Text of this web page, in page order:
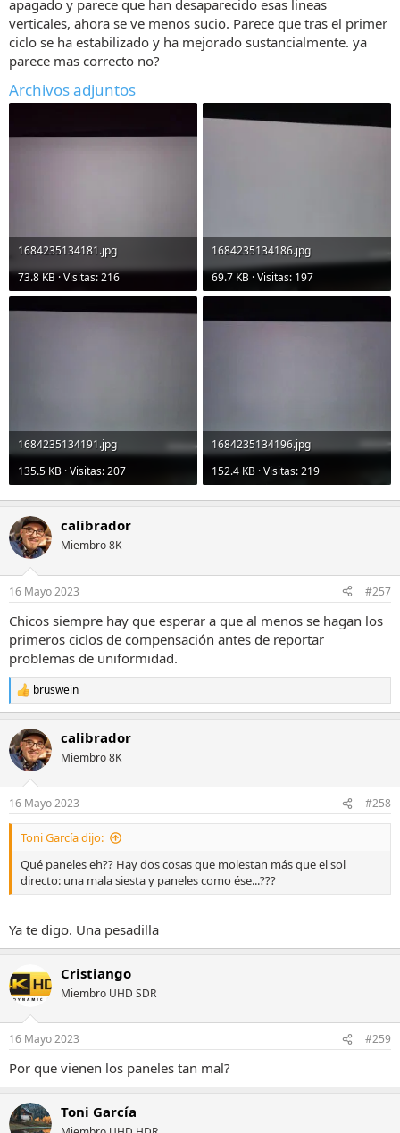
apagado y parece que han desaparecido esas lineas
verticales, ahora se ve menos sucio. Parece que tras el primer
ciclo se ha estabilizado y ha mejorado sustancialmente. ya
parece mas correcto no?
Archivos adjuntos
1684235134181.jpg
73.8 KB · Visitas: 216
1684235134186.jpg
69.7 KB · Visitas: 197
1684235134191.jpg
135.5 KB · Visitas: 207
1684235134196.jpg
152.4 KB · Visitas: 219
calibrador
Miembro 8K
16 Mayo 2023 #257
Chicos siempre hay que esperar a que al menos se hagan los
primeros ciclos de compensación antes de reportar
problemas de uniformidad.
R
e
c
c
i
e
s
bruswein
calibrador
Miembro 8K
16 Mayo 2023 #258
Toni García dijo:
Qué paneles eh?? Hay dos cosas que molestan más que el sol
directo: una mala siesta y paneles como ése...???
Ya te digo. Una pesadilla
Cristiango
Miembro UHD SDR
16 Mayo 2023 #259
Por que vienen los paneles tan mal?
Toni García